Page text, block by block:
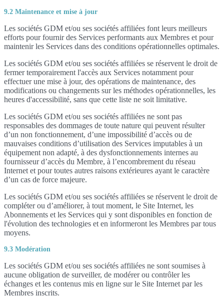
9.2 Maintenance et mise à jour
Les sociétés GDM et/ou ses sociétés affiliées font leurs meilleurs
efforts pour fournir des Services performants aux Membres et pour
maintenir les Services dans des conditions opérationnelles optimales.
Les sociétés GDM et/ou ses sociétés affiliées se réservent le droit de
fermer temporairement l'accès aux Services notamment pour
effectuer une mise à jour, des opérations de maintenance, des
modifications ou changements sur les méthodes opérationnelles, les
heures d'accessibilité, sans que cette liste ne soit limitative.
Les sociétés GDM et/ou ses sociétés affiliées ne sont pas
responsables des dommages de toute nature qui peuvent résulter
d’un non fonctionnement, d’une impossibilité d’accès ou de
mauvaises conditions d’utilisation des Services imputables à un
équipement non adapté, à des dysfonctionnements internes au
fournisseur d’accès du Membre, à l’encombrement du réseau
Internet et pour toutes autres raisons extérieures ayant le caractère
d’un cas de force majeure.
Les sociétés GDM et/ou ses sociétés affiliées se réservent le droit de
compléter ou d’améliorer, à tout moment, le Site Internet, les
Abonnements et les Services qui y sont disponibles en fonction de
l'évolution des technologies et en informeront les Membres par tous
moyens.
9.3 Modération
Les sociétés GDM et/ou ses sociétés affiliées ne sont soumises à
aucune obligation de surveiller, de modérer ou contrôler les
échanges et les contenus mis en ligne sur le Site Internet par les
Membres inscrits.